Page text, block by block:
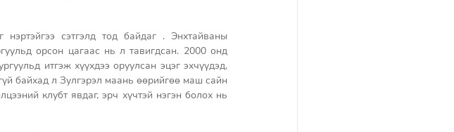
сэтгэлд тод байдаг . Энхтайваны
орсон цагаас нь л тавигдсан. 2000 онд
итгэж хүүхдээ оруулсан эцэг эхчүүдэд,
байхад л Зулгэрэл маань өөрийгөө маш сайн
клубт явдаг, эрч хүчтэй нэгэн болох нь